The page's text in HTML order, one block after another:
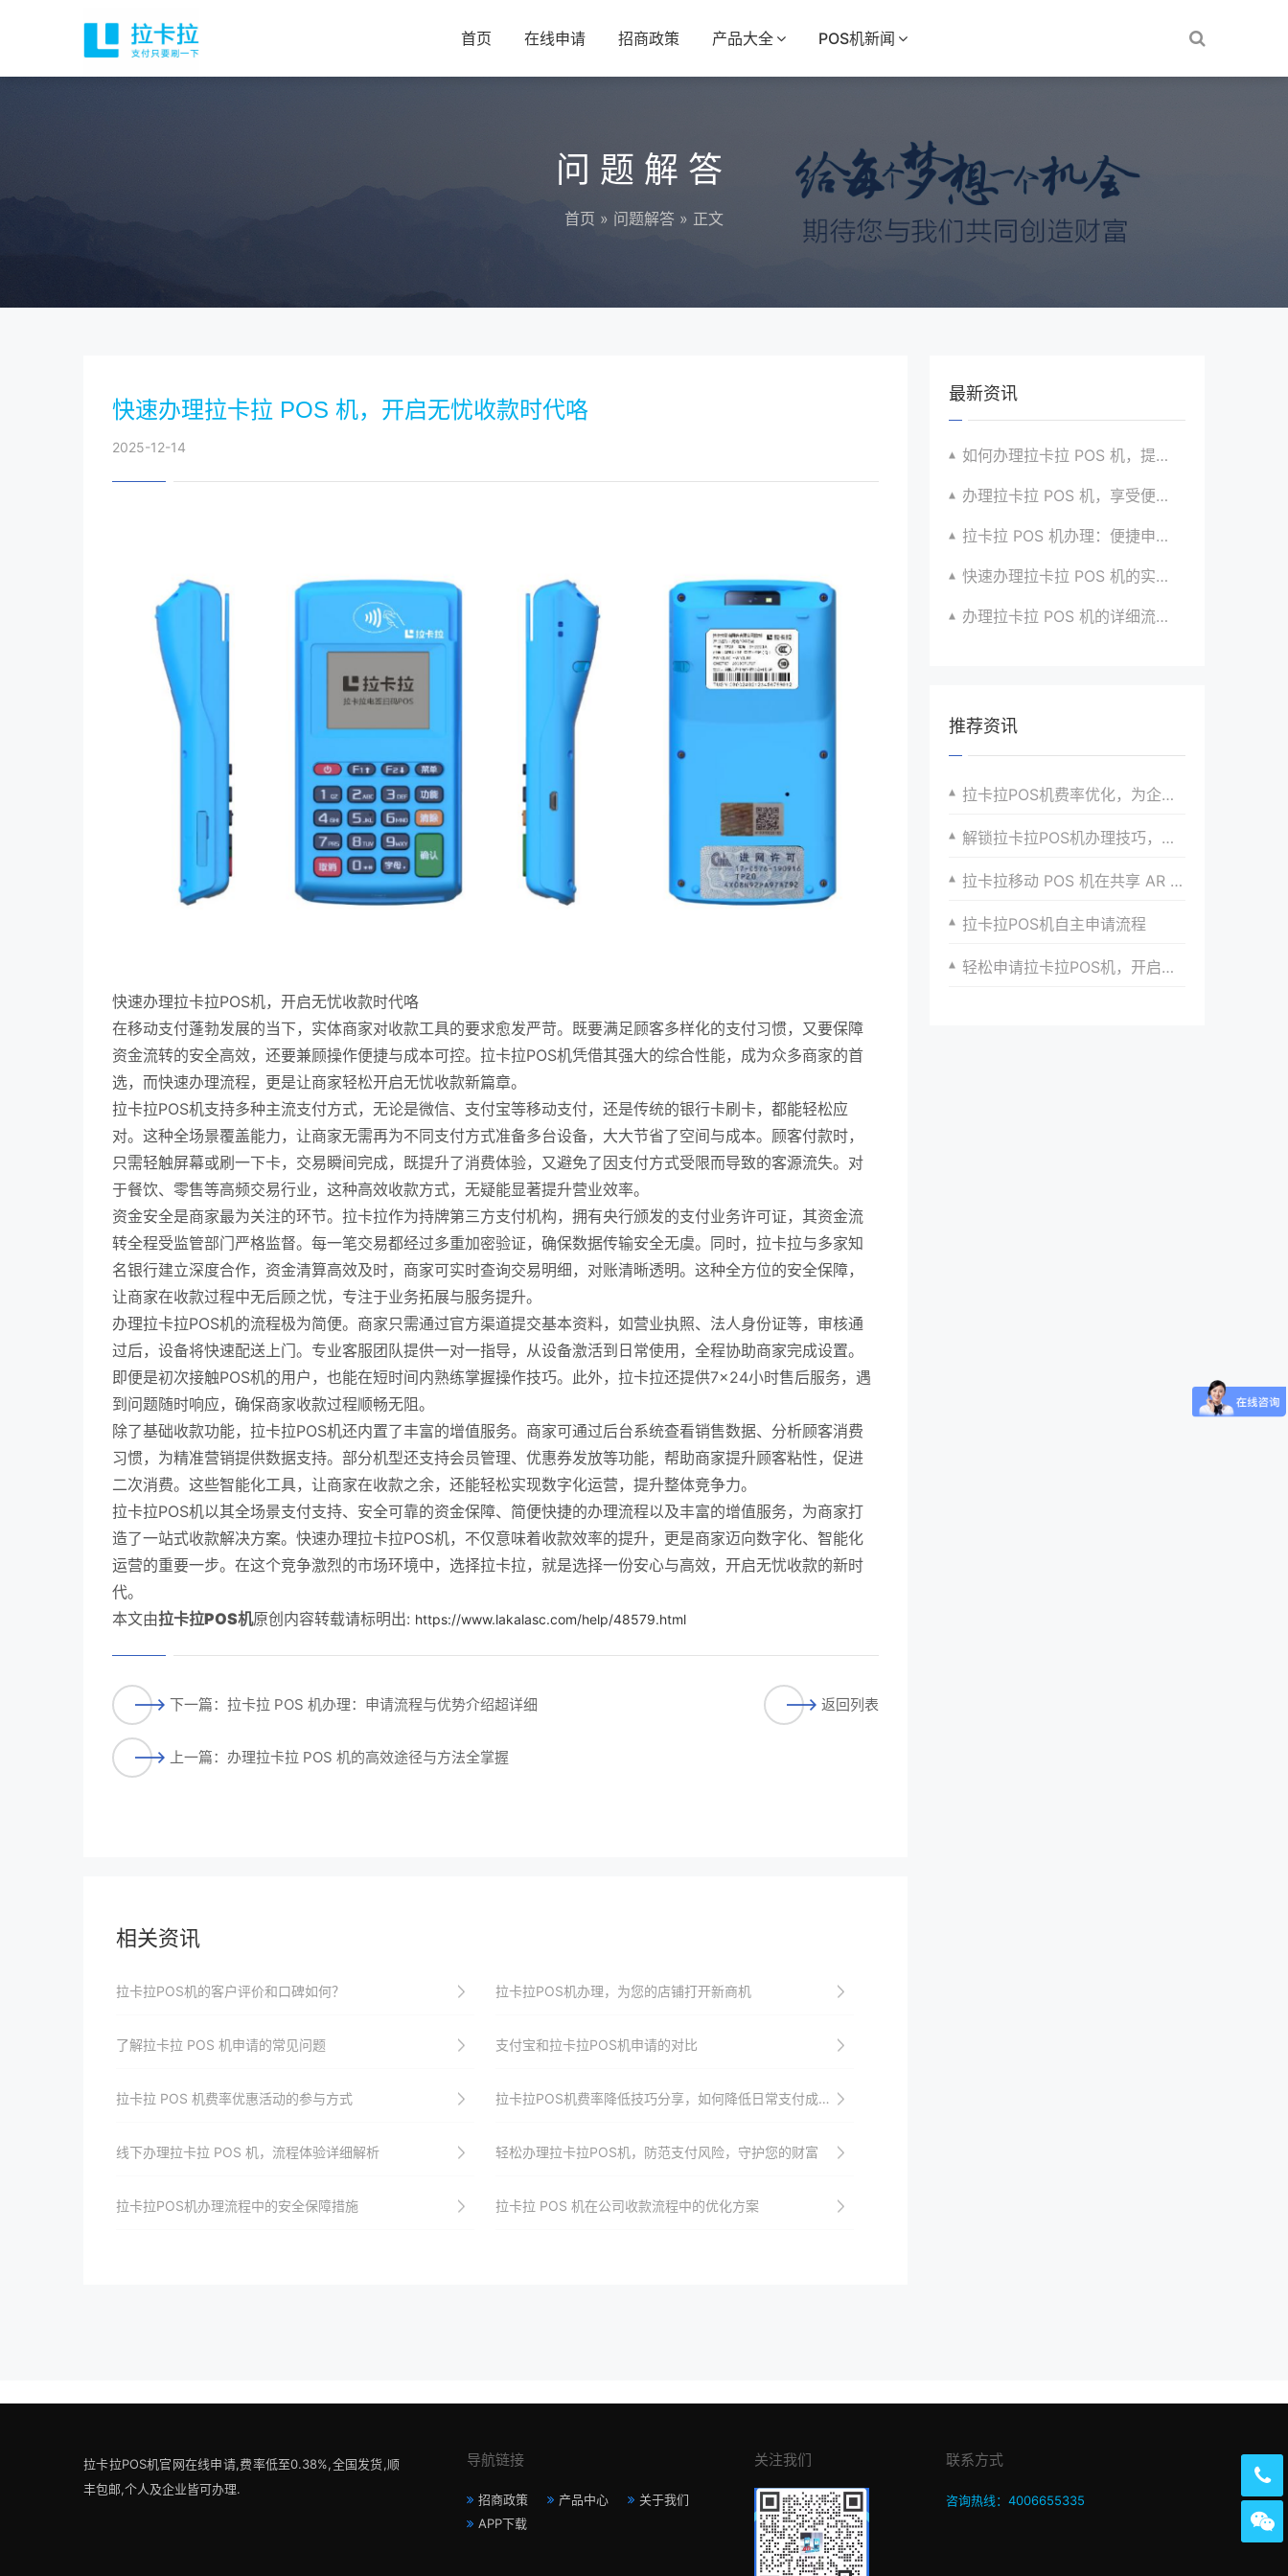
首页 在线申请 招商政策 产品大全 POS机新闻
问题解答
首页 » 问题解答 » 正文
快速办理拉卡拉 POS 机，开启无忧收款时代咯
2025-12-14
快速办理拉卡拉POS机，开启无忧收款时代咯
在移动支付蓬勃发展的当下，实体商家对收款工具的要求愈发严苛。既要满足顾客多样化的支付习惯，又要保障
资金流转的安全高效，还要兼顾操作便捷与成本可控。拉卡拉POS机凭借其强大的综合性能，成为众多商家的首
选，而快速办理流程，更是让商家轻松开启无忧收款新篇章。
拉卡拉POS机支持多种主流支付方式，无论是微信、支付宝等移动支付，还是传统的银行卡刷卡，都能轻松应
对。这种全场景覆盖能力，让商家无需再为不同支付方式准备多台设备，大大节省了空间与成本。顾客付款时，
只需轻触屏幕或刷一下卡，交易瞬间完成，既提升了消费体验，又避免了因支付方式受限而导致的客源流失。对
于餐饮、零售等高频交易行业，这种高效收款方式，无疑能显著提升营业效率。
资金安全是商家最为关注的环节。拉卡拉作为持牌第三方支付机构，拥有央行颁发的支付业务许可证，其资金流
转全程受监管部门严格监督。每一笔交易都经过多重加密验证，确保数据传输安全无虞。同时，拉卡拉与多家知
名银行建立深度合作，资金清算高效及时，商家可实时查询交易明细，对账清晰透明。这种全方位的安全保障，
让商家在收款过程中无后顾之忧，专注于业务拓展与服务提升。
办理拉卡拉POS机的流程极为简便。商家只需通过官方渠道提交基本资料，如营业执照、法人身份证等，审核通
过后，设备将快速配送上门。专业客服团队提供一对一指导，从设备激活到日常使用，全程协助商家完成设置。
即便是初次接触POS机的用户，也能在短时间内熟练掌握操作技巧。此外，拉卡拉还提供7×24小时售后服务，遇
到问题随时响应，确保商家收款过程顺畅无阻。
除了基础收款功能，拉卡拉POS机还内置了丰富的增值服务。商家可通过后台系统查看销售数据、分析顾客消费
习惯，为精准营销提供数据支持。部分机型还支持会员管理、优惠券发放等功能，帮助商家提升顾客粘性，促进
二次消费。这些智能化工具，让商家在收款之余，还能轻松实现数字化运营，提升整体竞争力。
拉卡拉POS机以其全场景支付支持、安全可靠的资金保障、简便快捷的办理流程以及丰富的增值服务，为商家打
造了一站式收款解决方案。快速办理拉卡拉POS机，不仅意味着收款效率的提升，更是商家迈向数字化、智能化
运营的重要一步。在这个竞争激烈的市场环境中，选择拉卡拉，就是选择一份安心与高效，开启无忧收款的新时
代。
本文由拉卡拉POS机原创内容转载请标明出: https://www.lakalasc.com/help/48579.html
下一篇：拉卡拉 POS 机办理：申请流程与优势介绍超详细
上一篇：办理拉卡拉 POS 机的高效途径与方法全掌握
返回列表
相关资讯
拉卡拉POS机的客户评价和口碑如何？ 拉卡拉POS机办理，为您的店铺打开新商机
了解拉卡拉 POS 机申请的常见问题 支付宝和拉卡拉POS机申请的对比
拉卡拉 POS 机费率优惠活动的参与方式 拉卡拉POS机费率降低技巧分享，如何降低日常支付成本？
线下办理拉卡拉 POS 机，流程体验详细解析 轻松办理拉卡拉POS机，防范支付风险，守护您的财富
拉卡拉POS机办理流程中的安全保障措施 拉卡拉 POS 机在公司收款流程中的优化方案​
最新资讯
如何办理拉卡拉 POS 机，提升生意竞争力？有招
办理拉卡拉 POS 机，享受便捷支付体验的秘籍
拉卡拉 POS 机办理：便捷申请，放心使用超安心
快速办理拉卡拉 POS 机的实用攻略分享超靠谱
办理拉卡拉 POS 机的详细流程与注意点全解析
推荐资讯
拉卡拉POS机费率优化，为企业带来更多收益
解锁拉卡拉POS机办理技巧，助你打破支付瓶颈
拉卡拉移动 POS 机在共享 AR 游戏支付的便捷支付方式
拉卡拉POS机自主申请流程
轻松申请拉卡拉POS机，开启便捷支付新时代
拉卡拉POS机官网在线申请,费率低至0.38%,全国发货,顺
丰包邮,个人及企业皆可办理.
导航链接
招商政策 产品中心
关于我们
APP下载
关注我们 联系方式
咨询热线：4006655335